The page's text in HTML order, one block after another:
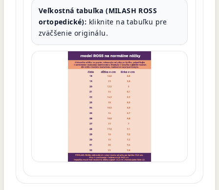
Veľkostná tabuľka (MILASH ROSS
ortopedické): kliknite na tabuľku pre
zväčšenie originálu.